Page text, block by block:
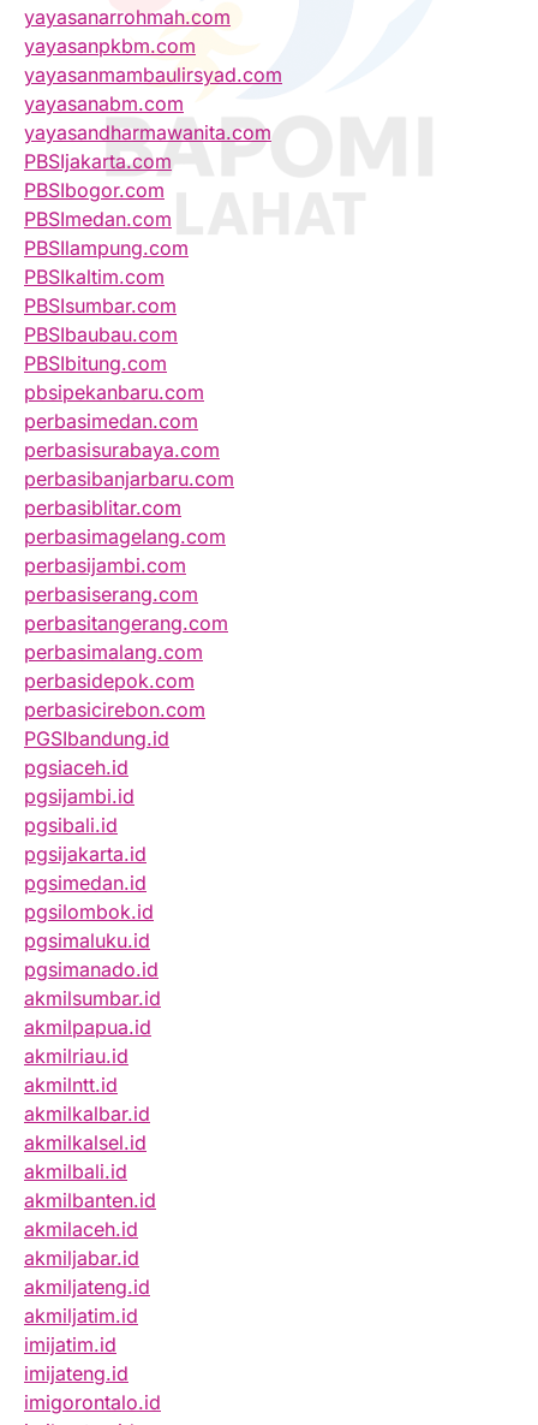
yayasanarrohmah.com
yayasanpkbm.com
yayasanmambaulirsyad.com
yayasanabm.com
yayasandharmawanita.com
PBSIjakarta.com
PBSIbogor.com
PBSImedan.com
PBSIlampung.com
PBSIkaltim.com
PBSIsumbar.com
PBSIbaubau.com
PBSIbitung.com
pbsipekanbaru.com
perbasimedan.com
perbasisurabaya.com
perbasibanjarbaru.com
perbasiblitar.com
perbasimagelang.com
perbasijambi.com
perbasiserang.com
perbasitangerang.com
perbasimalang.com
perbasidepok.com
perbasicirebon.com
PGSIbandung.id
pgsiaceh.id
pgsijambi.id
pgsibali.id
pgsijakarta.id
pgsimedan.id
pgsilombok.id
pgsimaluku.id
pgsimanado.id
akmilsumbar.id
akmilpapua.id
akmilriau.id
akmilntt.id
akmilkalbar.id
akmilkalsel.id
akmilbali.id
akmilbanten.id
akmilaceh.id
akmiljabar.id
akmiljateng.id
akmiljatim.id
imijatim.id
imijateng.id
imigorontalo.id